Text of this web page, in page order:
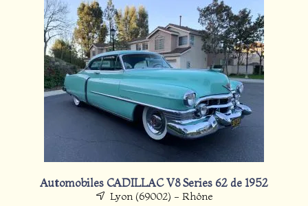
Automobiles CADILLAC V8 Series 62 de 1952
Lyon (69002) - Rhône